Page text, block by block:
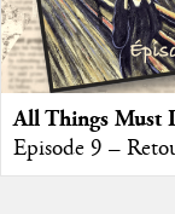
All Things Must
Episode 9 –